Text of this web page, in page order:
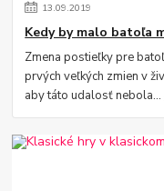
13.09.2019
Kedy by malo batoľa
Zmena postieľky pre
prvých veľkých zmien v
aby táto udalosť nebola...